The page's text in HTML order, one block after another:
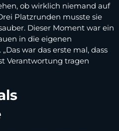
ob wirklich niemand auf
Platzrunden musste sie
Dieser Moment war ein
in die eigenen
war das erste mal, dass
Verantwortung tragen